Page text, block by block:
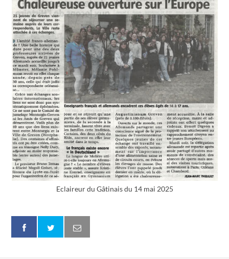
Eclaireur du Gâtinais du 14 mai 2025